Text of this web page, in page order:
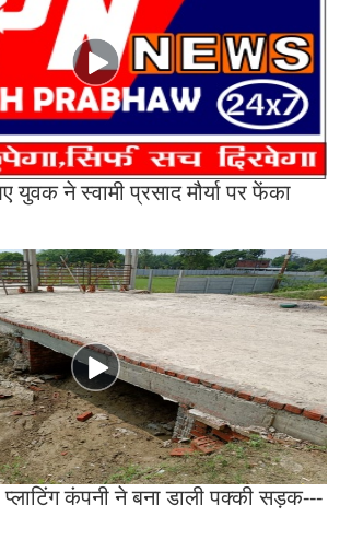
ने स्वामी प्रसाद मौर्या पर फेंका
कंपनी ने बना डाली पक्की सड़क---